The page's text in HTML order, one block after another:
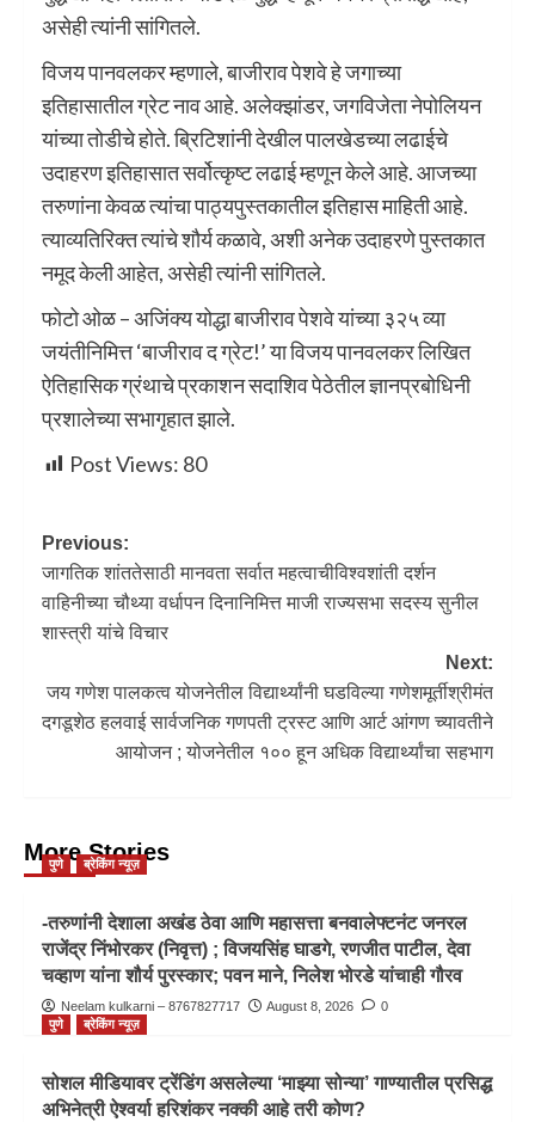
असेही त्यांनी सांगितले.
विजय पानवलकर म्हणाले, बाजीराव पेशवे हे जगाच्या
इतिहासातील ग्रेट नाव आहे. अलेक्झांडर, जगविजेता नेपोलियन
यांच्या तोडीचे होते. ब्रिटिशांनी देखील पालखेडच्या लढाईचे
उदाहरण इतिहासात सर्वोत्कृष्ट लढाई म्हणून केले आहे. आजच्या
तरुणांना केवळ त्यांचा पाठ्यपुस्तकातील इतिहास माहिती आहे.
त्याव्यतिरिक्त त्यांचे शौर्य कळावे, अशी अनेक उदाहरणे पुस्तकात
नमूद केली आहेत, असेही त्यांनी सांगितले.
फोटो ओळ – अजिंक्य योद्धा बाजीराव पेशवे यांच्या ३२५ व्या
जयंतीनिमित्त ‘बाजीराव द ग्रेट!’ या विजय पानवलकर लिखित
ऐतिहासिक ग्रंथाचे प्रकाशन सदाशिव पेठेतील ज्ञानप्रबोधिनी
प्रशालेच्या सभागृहात झाले.
Post Views: 80
Previous:
जागतिक शांततेसाठी मानवता सर्वात महत्वाचीविश्वशांती दर्शन
वाहिनीच्या चौथ्या वर्धापन दिनानिमित्त माजी राज्यसभा सदस्य सुनील
शास्त्री यांचे विचार
Next:
जय गणेश पालकत्व योजनेतील विद्यार्थ्यांनी घडविल्या गणेशमूर्तीश्रीमंत
दगडूशेठ हलवाई सार्वजनिक गणपती ट्रस्ट आणि आर्ट आंगण च्यावतीने
आयोजन ; योजनेतील १०० हून अधिक विद्यार्थ्यांचा सहभाग
More Stories
पुणे ब्रेकिंग न्यूज़
-तरुणांनी देशाला अखंड ठेवा आणि महासत्ता बनवालेफ्टनंट जनरल
राजेंद्र निंभोरकर (निवृत्त) ; विजयसिंह घाडगे, रणजीत पाटील, देवा
चव्हाण यांना शौर्य पुरस्कार; पवन माने, निलेश भोरडे यांचाही गौरव
Neelam kulkarni – 8767827717 August 8, 2026
0
पुणे
ब्रेकिंग न्यूज़
सोशल मीडियावर ट्रेंडिंग असलेल्या ‘माझ्या सोन्या’ गाण्यातील प्रसिद्ध
अभिनेत्री ऐश्वर्या हरिशंकर नक्की आहे तरी कोण?